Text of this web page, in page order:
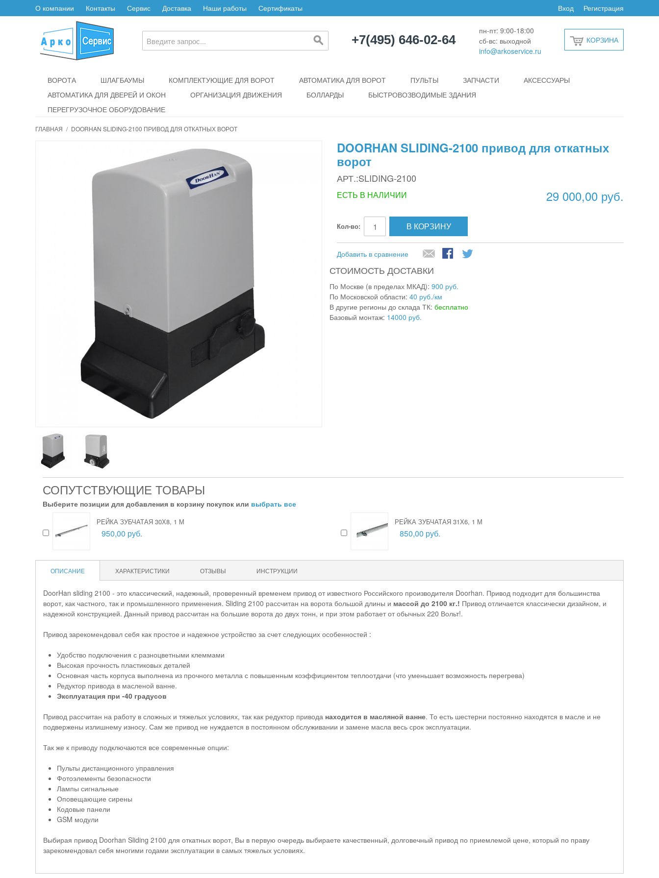
О компании Контакты Сервис Доставка Наши работы Сертификаты Регистрация
Вход
+7(495) 646-02-64
пн-пт: 9:00-18:00
сб-вс: выходной
info@arkoservice.ru
КОРЗИНА
ВОРОТА ШЛАГБАУМЫ КОМПЛЕКТУЮЩИЕ ДЛЯ ВОРОТ АВТОМАТИКА ДЛЯ ВОРОТ ПУЛЬТЫ ЗАПЧАСТИ
АКСЕССУАРЫ
АВТОМАТИКА ДЛЯ ДВЕРЕЙ И ОКОН
ОРГАНИЗАЦИЯ ДВИЖЕНИЯ БОЛЛАРДЫ
БЫСТРОВОЗВОДИМЫЕ ЗДАНИЯ
ПЕРЕГРУЗОЧНОЕ ОБОРУДОВАНИЕ
ГЛАВНАЯ / DOORHAN SLIDING-2100 ПРИВОД ДЛЯ ОТКАТНЫХ ВОРОТ
DOORHAN SLIDING-2100 привод для откатных
ворот
АРТ.:SLIDING-2100
29 000,00 руб.
ЕСТЬ В НАЛИЧИИ
Кол-во: В КОРЗИНУ
Добавить в сравнение
СТОИМОСТЬ ДОСТАВКИ
По Москве (в пределах МКАД): 900 руб.
По Московской области: 40 руб./км
В другие регионы до склада ТК: бесплатно
Базовый монтаж: 14000 руб.
СОПУТСТВУЮЩИЕ ТОВАРЫ
Выберите позиции для добавления в корзину покупок или выбрать все
РЕЙКА ЗУБЧАТАЯ 30Х8, 1 М
950,00 руб.
РЕЙКА ЗУБЧАТАЯ 31Х6, 1 М
850,00 руб.
ОПИСАНИЕ ХАРАКТЕРИСТИКИ ОТЗЫВЫ ИНСТРУКЦИИ
DoorHan sliding 2100 - это классический, надежный, проверенный временем привод от известного Российского производителя Doorhan. Привод подходит для большинства
ворот, как частного, так и промышленного применения. Sliding 2100 рассчитан на ворота большой длины и массой до 2100 кг.! Привод отличается классически дизайном, и
надежной конструкцией. Данный привод рассчитан на большие ворота до двух тонн, и при этом работает от обычных 220 Вольт!.
Привод зарекомендовал себя как простое и надежное устройство за счет следующих особенностей :
Удобство подключения с разноцветными клеммами
Высокая прочность пластиковых деталей
Основная часть корпуса выполнена из прочного металла с повышенным коэффициентом теплоотдачи (что уменьшает возможность перегрева)
Редуктор привода в масленой ванне.
Эксплуатация при -40 градусов
Привод рассчитан на работу в сложных и тяжелых условиях, так как редуктор привода находится в масляной ванне. То есть шестерни постоянно находятся в масле и не
подвержены излишнему износу. Сам же привод не нуждается в постоянном обслуживании и замене масла весь срок эксплуатации.
Так же к приводу подключаются все современные опции:
Пульты дистанционного управления
Фотоэлементы безопасности
Лампы сигнальные
Оповещающие сирены
Кодовые панели
GSM модули
Выбирая привод Doorhan Sliding 2100 для откатных ворот, Вы в первую очередь выбираете качественный, долговечный привод по приемлемой цене, который по праву
зарекомендовал себя многими годами эксплуатации в самых тяжелых условиях.